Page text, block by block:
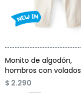
Monito de algodón,
hombros con volados
$ 2.290